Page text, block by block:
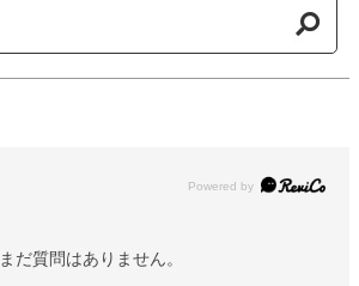
Powered by
まだ質問はありません。